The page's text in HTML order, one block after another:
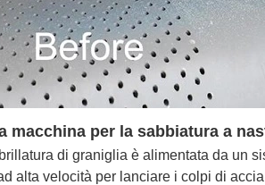
macchina per la sabbiatura a
di graniglia è alimentata da un
alta velocità per lanciare i colpi di